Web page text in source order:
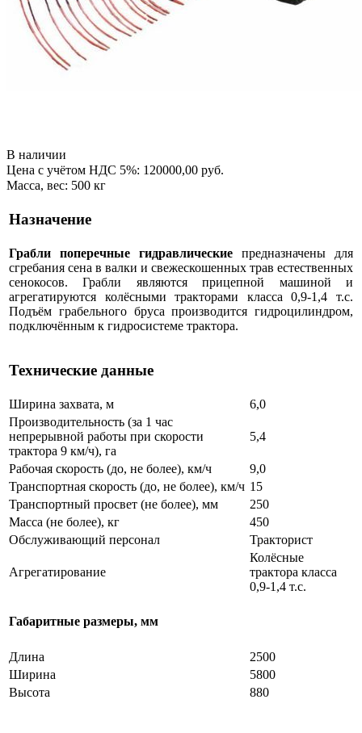
В наличии
Цена с учётом НДС 5%: 120000,00 руб.
Масса, вес: 500 кг
Назначение
Грабли поперечные гидравлические предназначены для
сгребания сена в валки и свежескошенных трав естественных
сенокосов. Грабли являются прицепной машиной и
агрегатируются колёсными тракторами класса 0,9-1,4 т.с.
Подъём грабельного бруса производится гидроцилиндром,
подключённым к гидросистеме трактора.
Технические данные
Ширина захвата, м
6,0
Производительность (за 1 час
непрерывной работы при скорости
трактора 9 км/ч), га
5,4
Рабочая скорость (до, не более), км/ч
9,0
Транспортная скорость (до, не более), км/ч 15
Транспортный просвет (не более), мм
250
Масса (не более), кг
450
Обслуживающий персонал
Тракторист
Агрегатирование
Колёсные
трактора класса
0,9-1,4 т.с.
Габаритные размеры, мм
Длина
2500
Ширина
5800
Высота
880